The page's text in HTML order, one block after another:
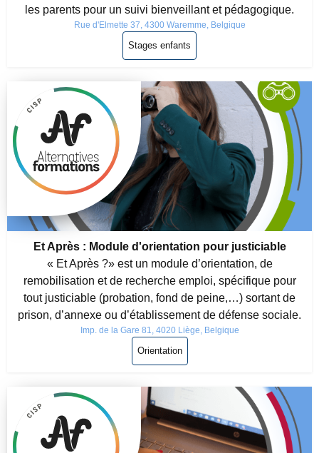
les parents pour un suivi bienveillant et pédagogique.
Rue d'Elmette 37, 4300 Waremme, Belgique
Stages enfants
Et Après : Module d'orientation pour justiciable
« Et Après ?» est un module d’orientation, de
remobilisation et de recherche emploi, spécifique pour
tout justiciable (probation, fond de peine,…) sortant de
prison, d’annexe ou d’établissement de défense sociale.
Imp. de la Gare 81, 4020 Liège, Belgique
Orientation